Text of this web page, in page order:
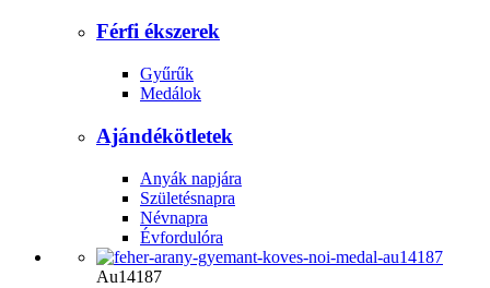
Férfi ékszerek
Gyűrűk
Medálok
Ajándékötletek
Anyák napjára
Születésnapra
Névnapra
Évfordulóra
Au14187